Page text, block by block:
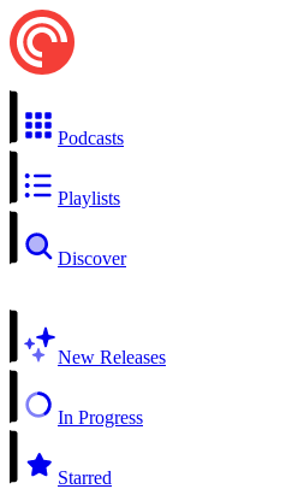
Podcasts
Playlists
Discover
New Releases
In Progress
Starred